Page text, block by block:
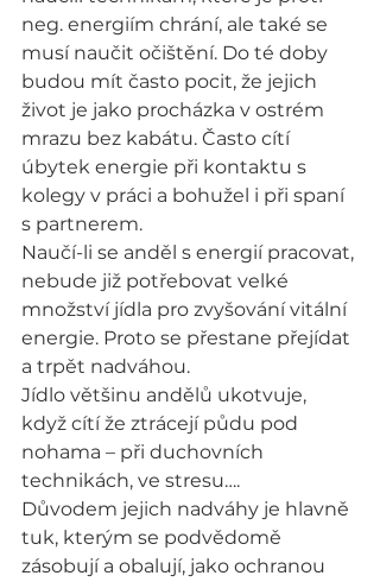
neg. energiím chrání, ale také se
musí naučit očištění. Do té doby
budou mít často pocit, že jejich
život je jako procházka v ostrém
mrazu bez kabátu. Často cítí
úbytek energie při kontaktu s
kolegy v práci a bohužel i při spaní
s partnerem.
Naučí-li se anděl s energií pracovat,
nebude již potřebovat velké
množství jídla pro zvyšování vitální
energie. Proto se přestane přejídat
a trpět nadváhou.
Jídlo většinu andělů ukotvuje,
když cítí že ztrácejí půdu pod
nohama – při duchovních
technikách, ve stresu….
Důvodem jejich nadváhy je hlavně
tuk, kterým se podvědomě
zásobují a obalují, jako ochranou